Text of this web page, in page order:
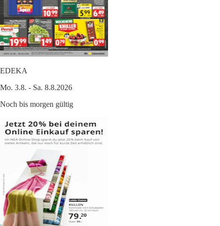
EDEKA
Mo. 3.8. - Sa. 8.8.2026
Noch bis morgen gültig